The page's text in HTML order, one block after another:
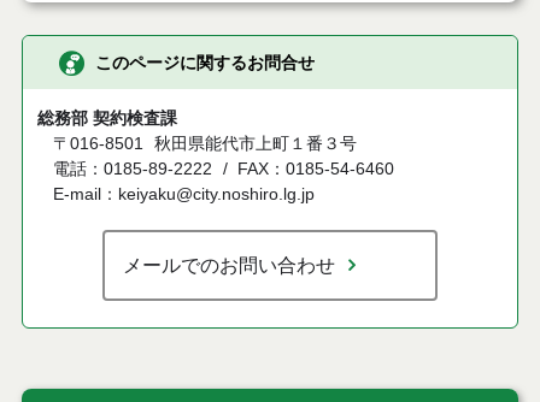
このページに関するお問合せ
総務部 契約検査課
〒016-8501 秋田県能代市上町１番３号
電話：0185-89-2222
FAX：0185-54-6460
E-mail：keiyaku@city.noshiro.lg.jp
メールでのお問い合わせ